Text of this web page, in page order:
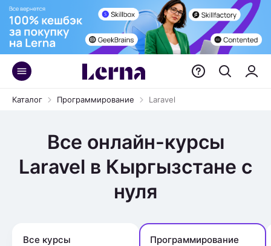
Каталог Программирование Laravel
Все онлайн-курсы
Laravel в Кыргызстане с
нуля
Все курсы Программирование